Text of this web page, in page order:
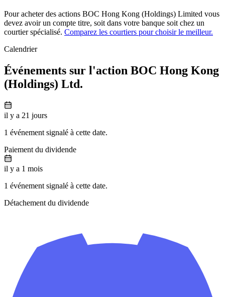
Pour acheter des actions BOC Hong Kong (Holdings) Limited vous
devez avoir un compte titre, soit dans votre banque soit chez un
courtier spécialisé. Comparez les courtiers pour choisir le meilleur.
Calendrier
Événements sur l'action BOC Hong Kong
(Holdings) Ltd.
il y a 21 jours
1 événement signalé à cette date.
Paiement du dividende
il y a 1 mois
1 événement signalé à cette date.
Détachement du dividende